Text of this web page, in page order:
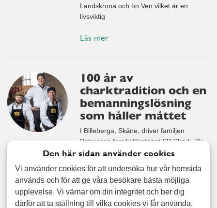
Landskrona och ön Ven vilket är en
livsviktig
Läs mer
100 år av
charktradition och en
bemanningslösning
som håller måttet
I Billeberga, Skåne, driver familjen
Petersson familjeföretaget SP Chark. De
är fjärde generationen i ett bolag som
2027 firar 100 år. Här tillverkas klassiska
charkprodukter som salami, skinka och
pastej och det mesta görs precis som förr:
med stolthet, hantverk och fullt fokus på
kvalitet. Företaget har idag runt 20
Den här sidan använder cookies
Vi använder cookies för att undersöka hur vår hemsida
används och för att ge våra besökare bästa möjliga
upplevelse. Vi värnar om din integritet och ber dig
därför att ta ställning till vilka cookies vi får använda.